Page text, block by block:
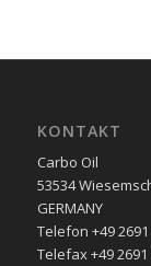
KONTAKT
Carbo Oil
53534
GERMANY
Telefon +49 2691
Telefax +49 2691